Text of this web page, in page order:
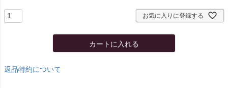
お気に入りに登録する
カートに入れる
返品特約について